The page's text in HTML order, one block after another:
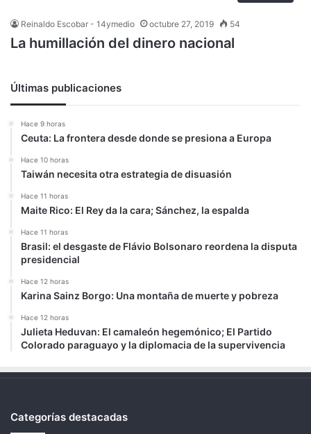
Reinaldo Escobar - 14ymedio octubre 27, 2019 54
La humillación del dinero nacional
Últimas publicaciones
Hace 9 horas
Ceuta: La frontera desde donde se presiona a Europa
Hace 10 horas
Taiwán necesita otra estrategia de disuasión
Hace 11 horas
Maite Rico: El Rey da la cara; Sánchez, la espalda
Hace 11 horas
Brasil: el desgaste de Flávio Bolsonaro reordena la disputa
presidencial
Hace 12 horas
Karina Sainz Borgo: Una montaña de muerte y pobreza
Hace 12 horas
Julieta Heduvan: El camaleón hegemónico; El Partido
Colorado paraguayo y la diplomacia de la supervivencia
Categorías destacadas